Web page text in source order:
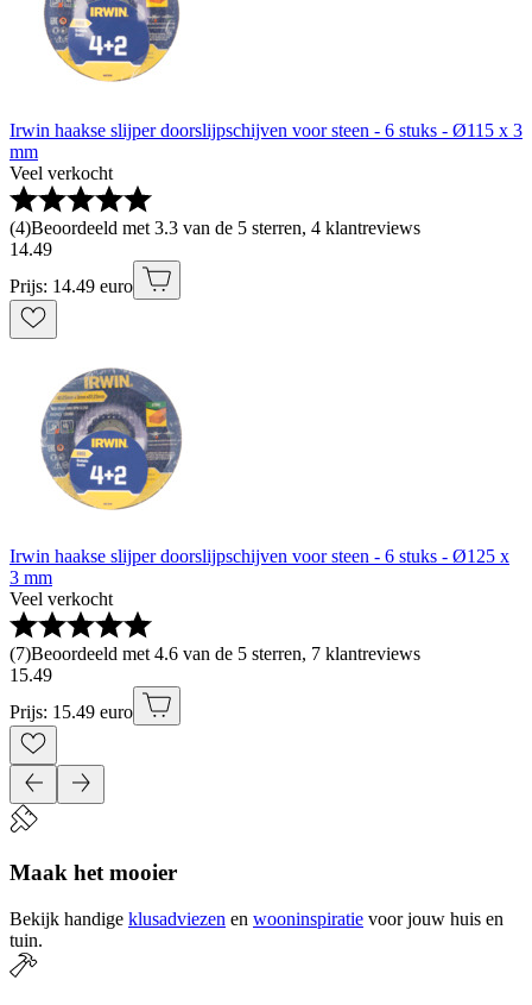
Irwin haakse slijper doorslijpschijven voor steen - 6 stuks - Ø115 x 3
mm
Veel verkocht
(4)Beoordeeld met 3.3 van de 5 sterren, 4 klantreviews
14.49
Prijs: 14.49 euro
Irwin haakse slijper doorslijpschijven voor steen - 6 stuks - Ø125 x
3 mm
Veel verkocht
(7)Beoordeeld met 4.6 van de 5 sterren, 7 klantreviews
15.49
Prijs: 15.49 euro
Maak het mooier
Bekijk handige klusadviezen en wooninspiratie voor jouw huis en
tuin.